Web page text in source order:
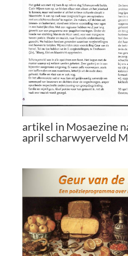
artikel in Mosaezine
april scharwyerveld